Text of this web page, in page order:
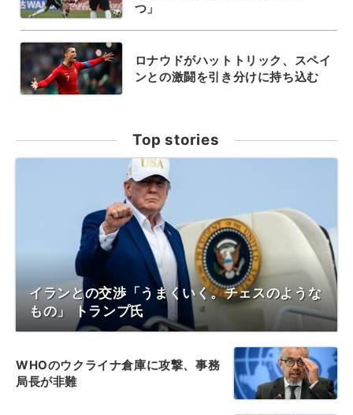
つ」
ロナウドがハットトリック、スペイ
ンとの激闘を引き分けに持ち込む
Top stories
イランとの交渉「うまくいく。チェスのような
もの」 トランプ氏
WHOのウクライナ倉庫に攻撃、事務
局長が非難